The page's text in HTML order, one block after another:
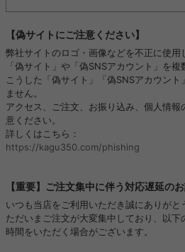
【偽サイトにご注意ください】
弊社サイトのロゴ・画像などを不正に使
「偽サイト」や「偽SNSアカウント」を複
こうした「偽サイト」「偽SNSアカウン
ません。
アクセス、ご注文、お振り込み、個人情
意ください。
詳しくはこちら：
https://kagu350.com/phishing
【重要】ご注文集中に伴う対応遅延の
いつも当店をご利用いただき誠にありがと
ただいまご注文が大変集中しており、以
時間をいただく場合がございます。